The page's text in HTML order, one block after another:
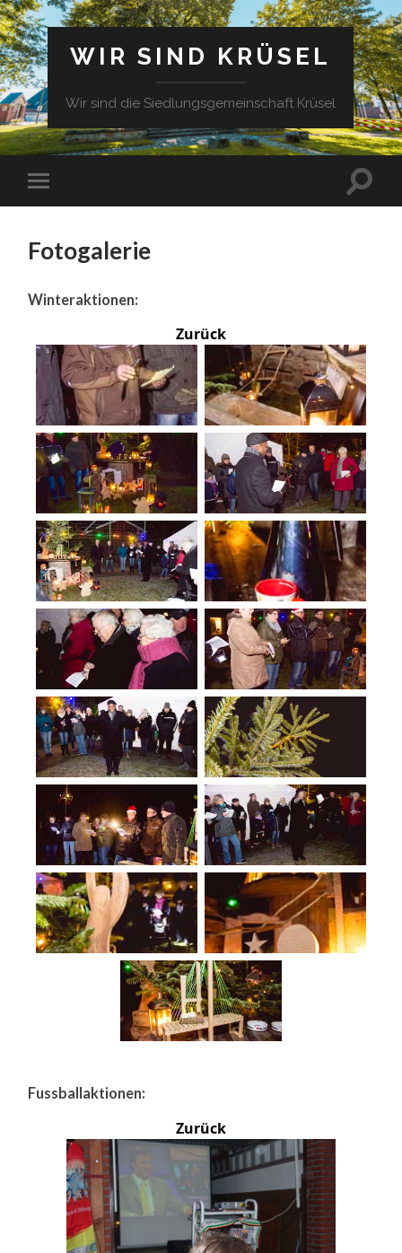
WIR SIND KRÜSEL
Wir sind die Siedlungsgemeinschaft Krüsel
Fotogalerie
Winteraktionen:
Zurück
Fussballaktionen:
Zurück